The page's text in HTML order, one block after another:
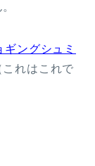
ギングシュミ
れはこれで